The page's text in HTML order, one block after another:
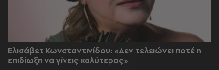
Ελισάβετ Κωνσταντινίδου: «Δεν τελειώνει ποτέ η
επιδίωξη να γίνεις καλύτερος»